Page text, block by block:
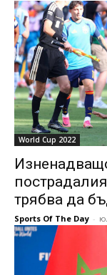
World Cup 2022
трябва да
Sports Of The Day -